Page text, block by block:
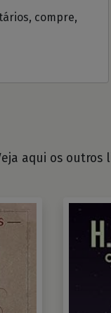
compre,
aqui os outros